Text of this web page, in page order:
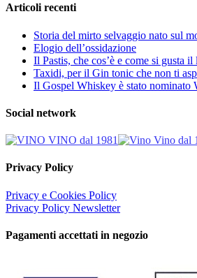
Articoli recenti
Storia del mirto selvaggio nato sul
Elogio dell’ossidazione
Il Pastis, che cos’è e come si gusta
Taxidi, per il Gin tonic che non ti
Il Gospel Whiskey è stato
Social network
Privacy Policy
Privacy e Cookies Policy
Privacy Policy Newsletter
Pagamenti accettati in negozio